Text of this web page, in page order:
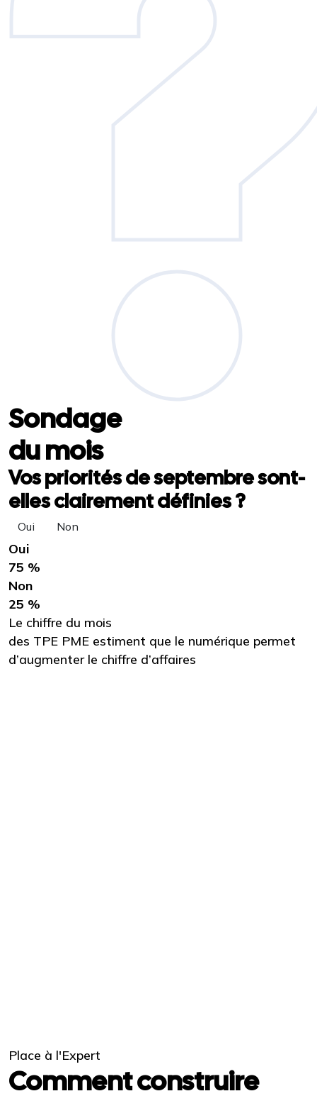
Sondage
du mois
Vos priorités de septembre sont-
elles clairement définies ?
Oui Non
Oui
75 %
Non
25 %
Le chiffre du mois
des TPE PME estiment que le numérique permet
d’augmenter le chiffre d’affaires
Place à l'Expert
Comment construire